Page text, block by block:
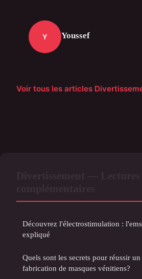
Y Youssef
Voir tous les articles
Découvrez l'électrostimulation :
expliqué
Quels sont les secrets pour réussir
fabrication de masques vénitiens?